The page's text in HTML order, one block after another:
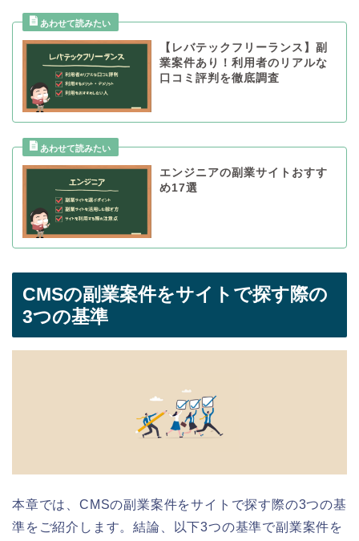
【レバテックフリーランス】副
業案件あり！利用者のリアルな
口コミ評判を徹底調査
エンジニアの副業サイトおすす
め17選
CMSの副業案件をサイトで探す際の
3つの基準
本章では、CMSの副業案件をサイトで探す際の3つの基
準をご紹介します。結論、以下3つの基準で副業案件を